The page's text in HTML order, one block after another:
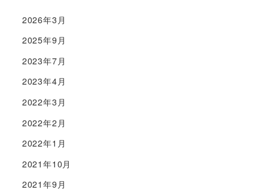
2026年3月
2025年9月
2023年7月
2023年4月
2022年3月
2022年2月
2022年1月
2021年10月
2021年9月